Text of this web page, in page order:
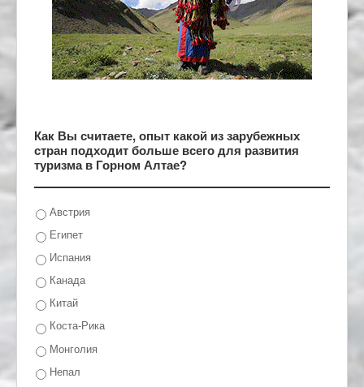
Как Вы считаете, опыт какой из зарубежных
стран подходит больше всего для развития
туризма в Горном Алтае?
Австрия
Египет
Испания
Канада
Китай
Коста-Рика
Монголия
Непал